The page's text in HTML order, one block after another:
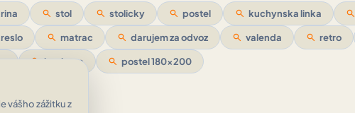
search stol search stolicky search postel search kuchynska linka search
search matrac search darujem za odvoz search valenda search retro
search kuchyna search postel 180x200
vášho zážitku z